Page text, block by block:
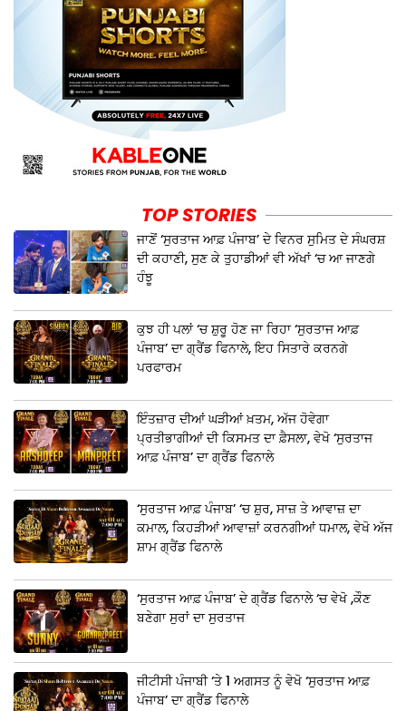
TOP STORIES
ਜਾਣੋਂ ‘ਸੁਰਤਾਜ ਆਫ਼ ਪੰਜਾਬ’ ਦੇ ਵਿਨਰ ਸੁਮਿਤ ਦੇ ਸੰਘਰਸ਼
ਦੀ ਕਹਾਣੀ, ਸੁਣ ਕੇ ਤੁਹਾਡੀਆਂ ਵੀ ਅੱਖਾਂ ‘ਚ ਆ ਜਾਣਗੇ
ਹੰਝੂ
ਕੁਝ ਹੀ ਪਲਾਂ ‘ਚ ਸ਼ੁਰੂ ਹੋਣ ਜਾ ਰਿਹਾ ‘ਸੁਰਤਾਜ ਆਫ਼
ਪੰਜਾਬ’ ਦਾ ਗ੍ਰੈਂਡ ਫਿਨਾਲੇ, ਇਹ ਸਿਤਾਰੇ ਕਰਨਗੇ
ਪਰਫਾਰਮ
ਇੰਤਜ਼ਾਰ ਦੀਆਂ ਘੜੀਆਂ ਖ਼ਤਮ, ਅੱਜ ਹੋਵੇਗਾ
ਪ੍ਰਤੀਭਾਗੀਆਂ ਦੀ ਕਿਸਮਤ ਦਾ ਫ਼ੈਸਲਾ, ਵੇਖੋ ‘ਸੁਰਤਾਜ
ਆਫ਼ ਪੰਜਾਬ’ ਦਾ ਗ੍ਰੈਂਡ ਫਿਨਾਲੇ
‘ਸੁਰਤਾਜ ਆਫ਼ ਪੰਜਾਬ’ ‘ਚ ਸ਼ੁਰ, ਸਾਜ਼ ਤੇ ਆਵਾਜ਼ ਦਾ
ਕਮਾਲ, ਕਿਹੜੀਆਂ ਆਵਾਜ਼ਾਂ ਕਰਨਗੀਆਂ ਧਮਾਲ, ਵੇਖੋ ਅੱਜ
ਸ਼ਾਮ ਗ੍ਰੈਂਡ ਫਿਨਾਲੇ
‘ਸੁਰਤਾਜ ਆਫ਼ ਪੰਜਾਬ’ ਦੇ ਗ੍ਰੈਂਡ ਫਿਨਾਲੇ ‘ਚ ਵੇਖੋ ,ਕੌਣ
ਬਣੇਗਾ ਸੁਰਾਂ ਦਾ ਸੁਰਤਾਜ
ਜੀਟੀਸੀ ਪੰਜਾਬੀ ‘ਤੇ 1 ਅਗਸਤ ਨੂੰ ਵੇਖੋ ‘ਸੁਰਤਾਜ ਆਫ਼
ਪੰਜਾਬ’ ਦਾ ਗ੍ਰੈਂਡ ਫਿਨਾਲੇ